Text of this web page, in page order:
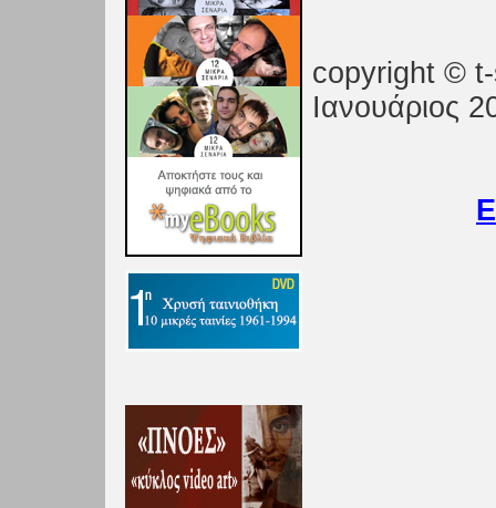
copyright ©
Ιανουάριος